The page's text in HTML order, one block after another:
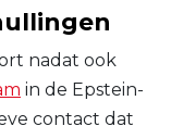
nadat ook
in de Epstein-
contact dat